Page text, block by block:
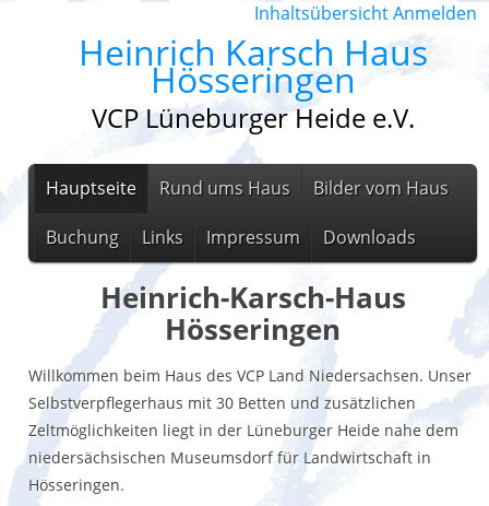
InhaltsübersichtAnmelden
Heinrich Karsch Haus
Hösseringen
VCP Lüneburger Heide e.V.
Hauptseite Rund ums Haus Bilder vom Haus
Buchung Links Impressum Downloads
Heinrich-Karsch-Haus
Hösseringen
Willkommen beim Haus des VCP Land Niedersachsen. Unser
Selbstverpflegerhaus mit 30 Betten und zusätzlichen
Zeltmöglichkeiten liegt in der Lüneburger Heide nahe dem
niedersächsischen Museumsdorf für Landwirtschaft in
Hösseringen.